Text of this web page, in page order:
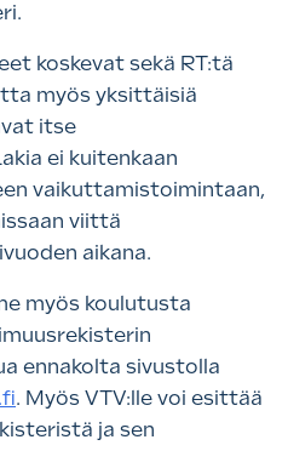
koskevat sekä RT:tä
myös yksittäisiä
itse
ei kuitenkaan
vaikuttamistoimintaan,
viittä
aikana.
myös koulutusta
ennakolta sivustolla
. Myös VTV:lle voi esittää
ja sen